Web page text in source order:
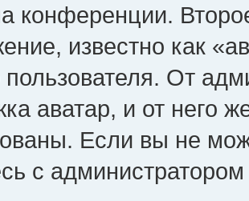
конференции.
известно как
пользователя. От
аватар, и от него
Если вы не
с